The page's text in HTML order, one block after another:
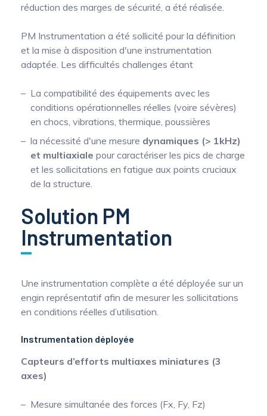
réduction des marges de sécurité, a été réalisée.
PM Instrumentation a été sollicité pour la définition
et la mise à disposition d'une instrumentation
adaptée. Les difficultés challenges étant
La compatibilité des équipements avec les
conditions opérationnelles réelles (voire sévères)
en chocs, vibrations, thermique, poussières
la nécessité d'une mesure dynamiques (> 1kHz)
et multiaxiale pour caractériser les pics de charge
et les sollicitations en fatigue aux points cruciaux
de la structure.
Solution PM
Instrumentation
Une instrumentation complète a été déployée sur un
engin représentatif afin de mesurer les sollicitations
en conditions réelles d’utilisation.
Instrumentation déployée
Capteurs d’efforts multiaxes miniatures (3
axes)
Mesure simultanée des forces (Fx, Fy, Fz)